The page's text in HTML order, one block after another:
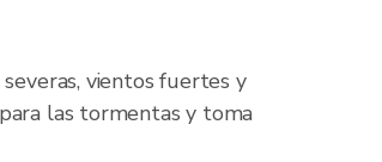
vientos fuertes y
las tormentas y toma